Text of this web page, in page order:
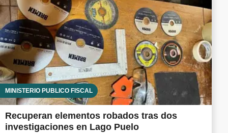
MINISTERIO PÚBLICO FISCAL
Recuperan elementos robados tras dos
investigaciones en Lago Puelo